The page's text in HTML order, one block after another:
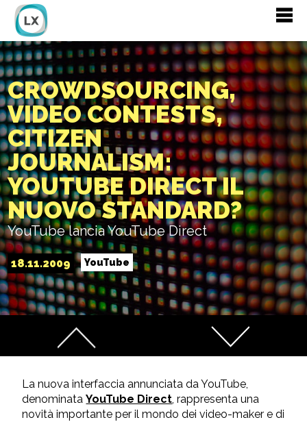
CROWDSOURCING,
VIDEO CONTESTS,
CITIZEN
JOURNALISM:
YOUTUBE DIRECT IL
NUOVO STANDARD?
YouTube lancia YouTube Direct
18.11.2009 YouTube
La nuova interfaccia annunciata da YouTube,
denominataYouTube Direct, rappresenta una
novità importante per il mondo dei video-maker e di